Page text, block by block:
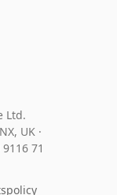
Ltd.
UK ·
9116 71